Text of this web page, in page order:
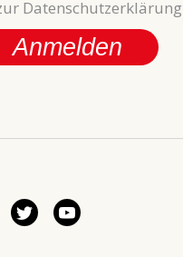
Datenschutzerklärung
Anmelden